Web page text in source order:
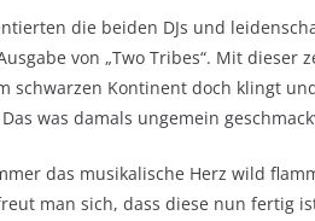
die beiden DJs und
von „Two Tribes“. Mit
schwarzen Kontinent doch klingt
was damals ungemein
das musikalische Herz wild
man sich, dass diese nun fertig